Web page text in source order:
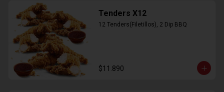
Tenders X12
12 Tenders(Filetillos), 2 Dip BBQ
$11.890